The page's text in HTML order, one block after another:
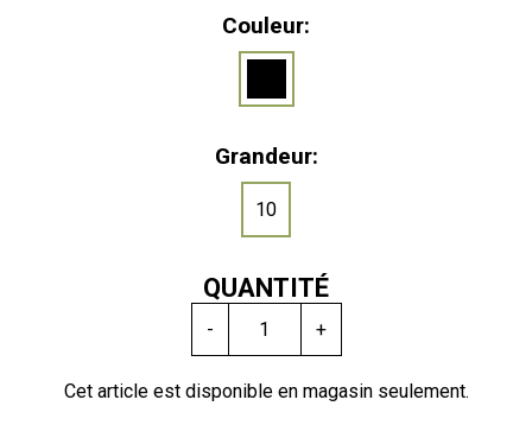
Couleur:
Grandeur:
10
QUANTITÉ
- +
Cet article est disponible en magasin seulement.